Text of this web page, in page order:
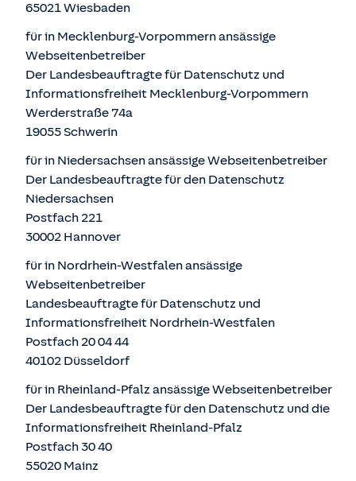
65021 Wiesbaden
für in Mecklenburg-Vorpommern ansässige
Webseitenbetreiber
Der Landesbeauftragte für Datenschutz und
Informationsfreiheit Mecklenburg-Vorpommern
Werderstraße 74a
19055 Schwerin
für in Niedersachsen ansässige Webseitenbetreiber
Der Landesbeauftragte für den Datenschutz
Niedersachsen
Postfach 221
30002 Hannover
für in Nordrhein-Westfalen ansässige
Webseitenbetreiber
Landesbeauftragte für Datenschutz und
Informationsfreiheit Nordrhein-Westfalen
Postfach 20 04 44
40102 Düsseldorf
für in Rheinland-Pfalz ansässige Webseitenbetreiber
Der Landesbeauftragte für den Datenschutz und die
Informationsfreiheit Rheinland-Pfalz
Postfach 30 40
55020 Mainz